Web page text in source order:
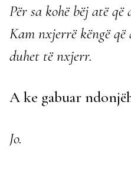
Për sa kohë bëj atë
Kam nxjerrë këngë
duhet të nxjerr.
A ke gabuar
Jo.